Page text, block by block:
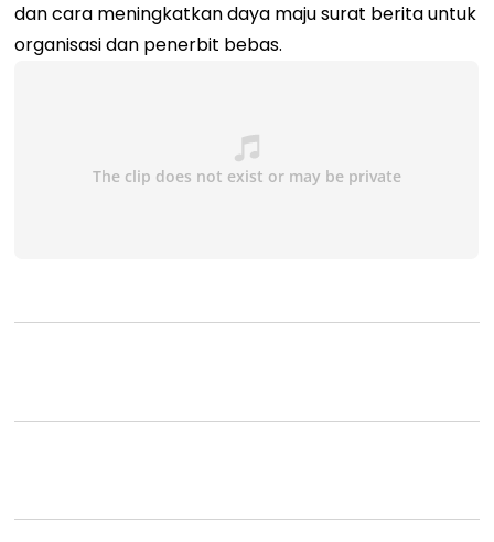
dan cara meningkatkan daya maju surat berita untuk
organisasi dan penerbit bebas.